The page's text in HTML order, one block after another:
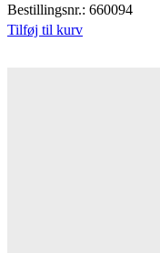
Bestillingsnr.: 660094
Tilføj til kurv